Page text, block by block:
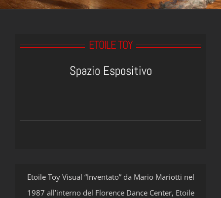
ETOILE TOY
Spazio Espositivo
Etoile Toy Visual “Inventato” da Mario Mariotti nel
1987 all’interno del Florence Dance Center, Etoile